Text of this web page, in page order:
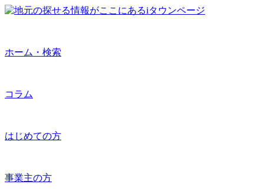
ホーム・検索
コラム
はじめての方
事業主の方